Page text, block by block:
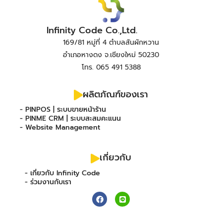
Infinity Code Co.,Ltd.
169/81 หมู่ที่ 4 ตำบลสันผักหวาน
อำเภอหางดง จ.เชียงใหม่ 50230
โทร. 065 491 5388
ผลิตภัณฑ์ของเรา
- PINPOS | ระบบขายหน้าร้าน
- PINME CRM | ระบบสะสมคะแนน
- Website Management
เกี่ยวกับ
- เกี่ยวกับ Infinity Code
- ร่วมงานกับเรา
F
a
c
L
i
n